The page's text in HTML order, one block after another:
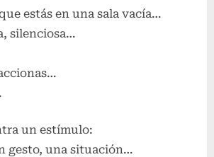
estás en una sala vacía…
silenciosa…
un estímulo:
gesto, una situación…